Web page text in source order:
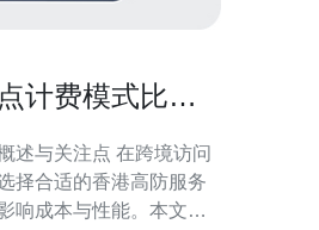
计费模式比较
点 在跨境访问
择合适的香港高防服务
响成本与性能。本文围